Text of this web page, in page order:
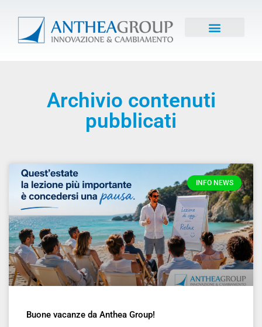
Archivio contenuti
pubblicati
INFO NEWS
Buone vacanze da Anthea Group!